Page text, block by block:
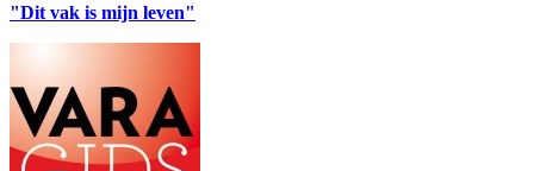
"Dit vak is mijn leven"